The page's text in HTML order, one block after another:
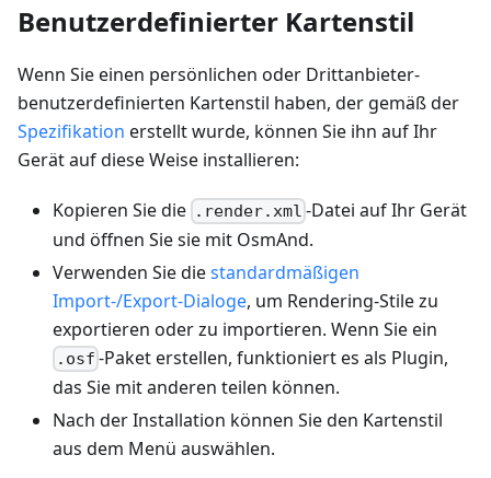
Benutzerdefinierter Kartenstil
Wenn Sie einen persönlichen oder Drittanbieter-
benutzerdefinierten Kartenstil haben, der gemäß der
Spezifikation erstellt wurde, können Sie ihn auf Ihr
Gerät auf diese Weise installieren:
Kopieren Sie die .render.xml -Datei auf Ihr Gerät
und öffnen Sie sie mit OsmAnd.
Verwenden Sie diestandardmäßigen
Import-/Export-Dialoge, um Rendering-Stile zu
exportieren oder zu importieren. Wenn Sie ein
.osf -Paket erstellen, funktioniert es als Plugin,
das Sie mit anderen teilen können.
Nach der Installation können Sie den Kartenstil
aus dem Menü auswählen.